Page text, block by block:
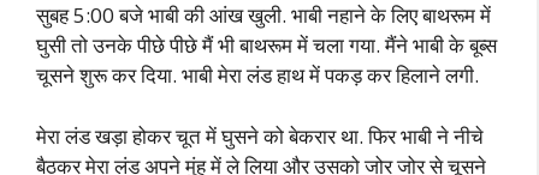
सुबह 5:00 बजे भाबी की आंख खुली. भाबी नहाने के लिए बाथरूम में
घुसी तो उनके पीछे पीछे मैं भी बाथरूम में चला गया. मैंने भाबी के बूब्स
चूसने शुरू कर दिया. भाबी मेरा लंड हाथ में पकड़ कर हिलाने लगी.
मेरा लंड खड़ा होकर चूत में घुसने को बेकरार था. फिर भाबी ने नीचे
बैठकर मेरा लंड अपने मुंह में ले लिया और उसको जोर जोर से चूसने